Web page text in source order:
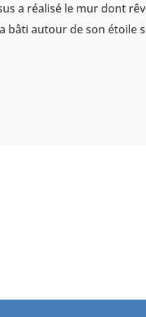
a réalisé le mur dont
bâti autour de son étoile